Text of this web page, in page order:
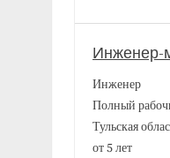
Инженер-
Инженер
Полный
Тульская
от 5 лет